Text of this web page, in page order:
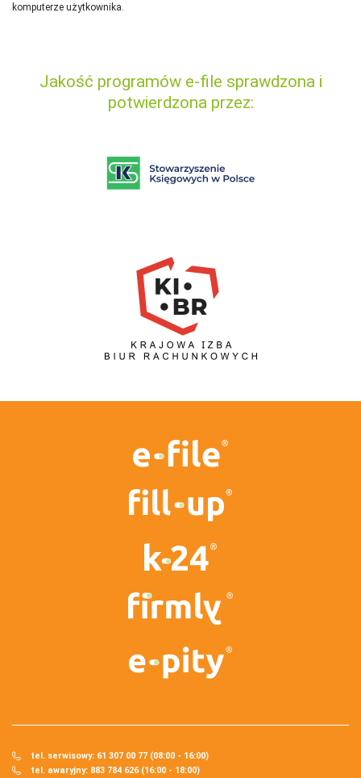
komputerze użytkownika.
Jakość programów e-file sprawdzona i
potwierdzona przez:
tel. serwisowy: 61 307 00 77 (08:00 - 16:00)
tel. awaryjny: 883 784 626 (16:00 - 18:00)